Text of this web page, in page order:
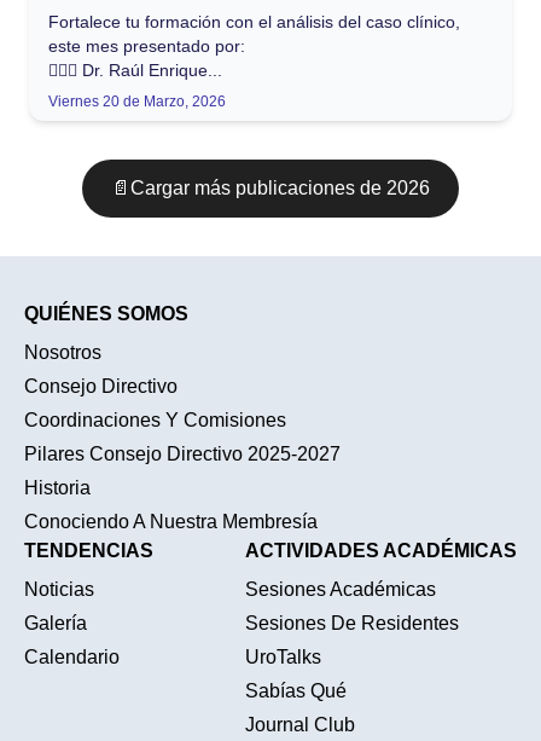
Fortalece tu formación con el análisis del caso clínico,
este mes presentado por:
👨🏻‍⚕️ Dr. Raúl Enrique...
Viernes 20 de Marzo, 2026
📄 Cargar más publicaciones de 2026
QUIÉNES SOMOS
Nosotros
Consejo Directivo
Coordinaciones Y Comisiones
Pilares Consejo Directivo 2025-2027
Historia
Conociendo A Nuestra Membresía
TENDENCIAS
Noticias
Galería
Calendario
ACTIVIDADES ACADÉMICAS
Sesiones Académicas
Sesiones De Residentes
UroTalks
Sabías Qué
Journal Club